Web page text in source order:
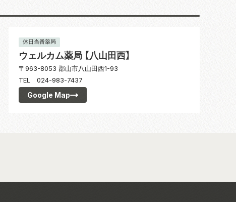
休日当番薬局
ウェルカム薬局 【八山田西】
〒963-8053 郡山市八山田西1-93
TEL 024-983-7437
Google Map